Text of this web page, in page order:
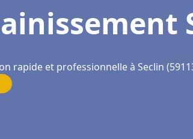
rapide et professionnelle à Seclin